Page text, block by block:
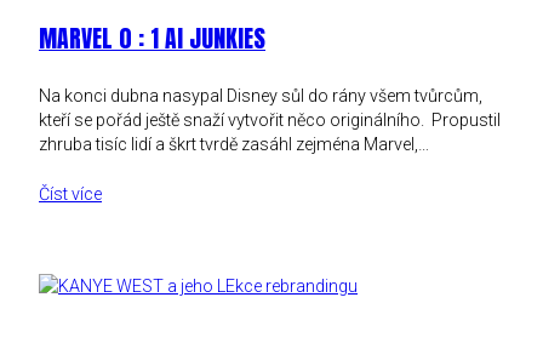
MARVEL 0 : 1 AI JUNKIES
Na konci dubna nasypal Disney sůl do rány všem tvůrcům,
kteří se pořád ještě snaží vytvořit něco originálního. Propustil
zhruba tisíc lidí a škrt tvrdě zasáhl zejména Marvel,…
Číst více